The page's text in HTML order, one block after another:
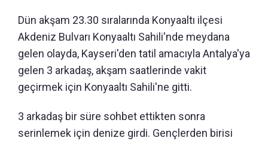
Dün akşam 23.30 sıralarında Konyaaltı ilçesi
Akdeniz Bulvarı Konyaaltı Sahili'nde meydana
gelen olayda, Kayseri'den tatil amacıyla Antalya'ya
gelen 3 arkadaş, akşam saatlerinde vakit
geçirmek için Konyaaltı Sahili'ne gitti.
3 arkadaş bir süre sohbet ettikten sonra
serinlemek için denize girdi. Gençlerden birisi